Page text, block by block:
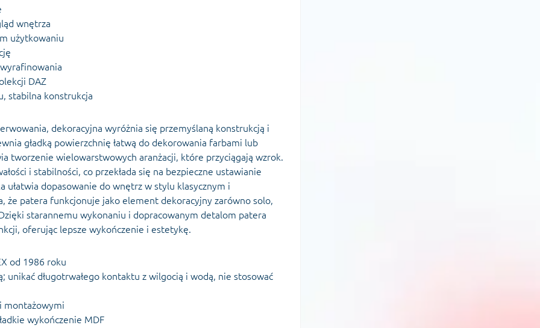
wnętrza
użytkowaniu
DAZ
stabilna konstrukcja
dekoracyjna wyróżnia się przemyślaną konstrukcją i
gładką powierzchnię łatwą do dekorowania farbami lub
tworzenie wielowarstwowych aranżacji, które przyciągają wzrok.
i stabilności, co przekłada się na bezpieczne ustawianie
ułatwia dopasowanie do wnętrz w stylu klasycznym i
że patera funkcjonuje jako element dekoracyjny zarówno solo,
starannemu wykonaniu i dopracowanym detalom patera
oferując lepsze wykończenie i estetykę.
od 1986 roku
unikać długotrwałego kontaktu z wilgocią i wodą, nie stosować
montażowymi
wykończenie MDF